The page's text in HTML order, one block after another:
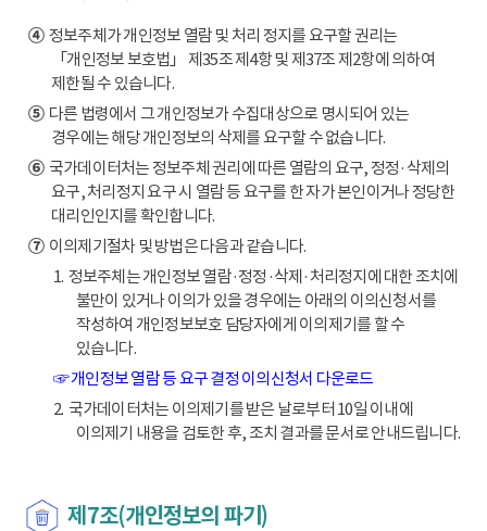
④정보주체가 개인정보 열람 및 처리 정지를 요구할 권리는
「개인정보 보호법」 제35조 제4항 및 제37조 제2항에 의하여
제한될 수 있습니다.
⑤다른 법령에서 그 개인정보가 수집대상으로 명시되어 있는
경우에는 해당 개인정보의 삭제를 요구할 수 없습니다.
⑥국가데이터처는 정보주체 권리에 따른 열람의 요구, 정정·삭제의
요구, 처리정지 요구 시 열람 등 요구를 한 자가 본인이거나 정당한
대리인인지를 확인합니다.
⑦이의제기절차 및 방법은 다음과 같습니다.
1. 정보주체는 개인정보 열람·정정·삭제·처리정지에 대한 조치에
불만이 있거나 이의가 있을 경우에는 아래의 이의신청서를
작성하여 개인정보보호 담당자에게 이의제기를 할 수
있습니다.
☞ 개인정보 열람 등 요구 결정 이의신청서 다운로드
2. 국가데이터처는 이의제기를 받은 날로부터 10일 이내에
이의제기 내용을 검토한 후, 조치 결과를 문서로 안내드립니다.
제7조(개인정보의 파기)